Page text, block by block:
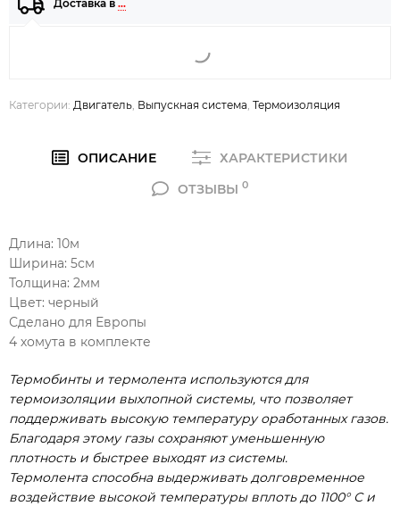
Доставка в …
Категории: Двигатель Выпускная система Термоизоляция
ОПИСАНИЕ
ХАРАКТЕРИСТИКИ
ОТЗЫВЫ 0
Длина: 10м
Ширина: 5см
Толщина: 2мм
Цвет: черный
Сделано для Европы
4 хомута в комплекте
Термобинты и термолента используются для
термоизоляции выхлопной системы, что позволяет
поддерживать высокую температуру оработанных газов.
Благодаря этому газы сохраняют уменьшенную
плотность и быстрее выходят из системы.
Термолента способна выдерживать долговременное
воздействие высокой температуры вплоть до 1100° С и